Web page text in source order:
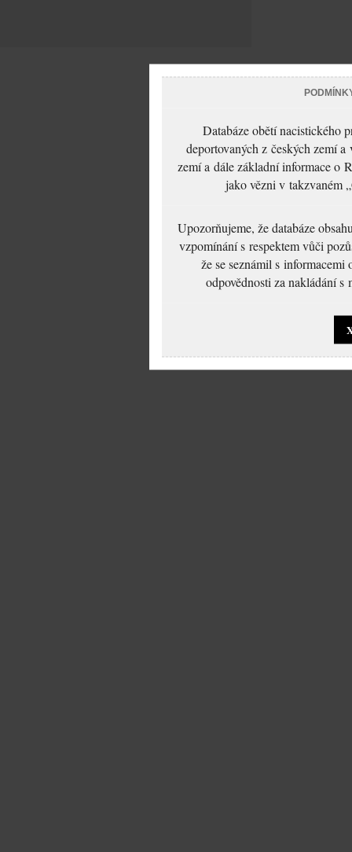
Databáze obětí nacistického
deportovaných z českých zemí
zemí a dále základní informace o
jako vězni v takzvaném
Upozorňujeme, že databáze
vzpomínání s respektem vůči
že se seznámil s
odpovědnosti za nakládání